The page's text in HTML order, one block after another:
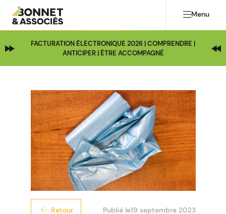
Menu
FACTURATION ÉLECTRONIQUE 2026 | COMPRENDRE |
ANTICIPER | ÊTRE ACCOMPAGNÉ
Retour Publié le19 septembre 2023